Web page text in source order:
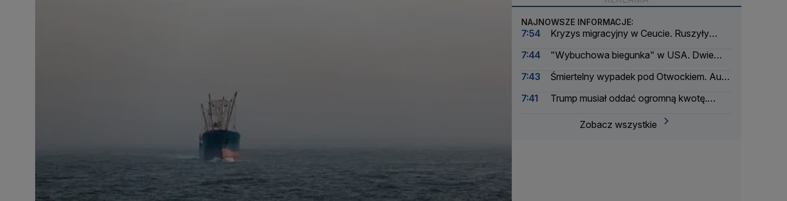
NAJNOWSZE INFORMACJE:
7:54
Kryzys migracyjny w Ceucie. Ruszyły
7:44
"Wybuchowa biegunka" w USA. Dwie
7:43
Śmiertelny wypadek pod Otwockiem. Auto
7:41
Trump musiał oddać ogromną kwotę.
Zobacz wszystkie